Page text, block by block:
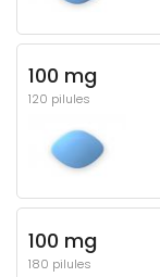
100 mg
120 pilules
100 mg
180 pilules